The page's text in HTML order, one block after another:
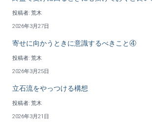
投稿者: 荒木
2026年3月27日
寄せに向かうときに意識するべきこと④
投稿者: 荒木
2026年3月25日
立石流をやっつける構想
投稿者: 荒木
2026年3月21日